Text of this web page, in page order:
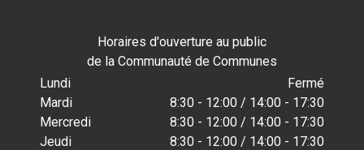
Horaires d'ouverture au public
de la Communauté de Communes
Lundi
Fermé
Mardi
8:30 - 12:00 / 14:00 - 17:30
Mercredi
8:30 - 12:00 / 14:00 - 17:30
Jeudi
8:30 - 12:00 / 14:00 - 17:30